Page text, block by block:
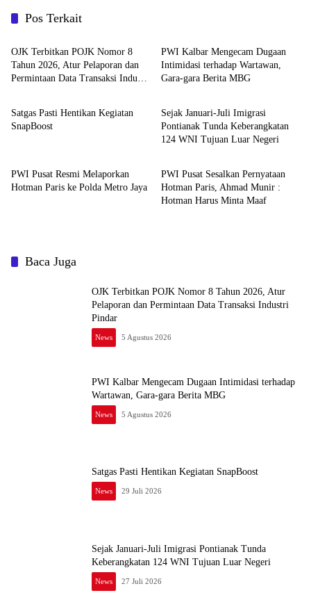
Pos Terkait
News
OJK Terbitkan POJK Nomor 8
Tahun 2026, Atur Pelaporan dan
Permintaan Data Transaksi Industri
PWI Kalbar Mengecam Dugaan
Intimidasi terhadap Wartawan,
Gara-gara Berita MBG
News
Satgas Pasti Hentikan Kegiatan
SnapBoost
News
Sejak Januari-Juli Imigrasi
Pontianak Tunda Keberangkatan
124 WNI Tujuan Luar Negeri
PWI Pusat Resmi Melaporkan
Hotman Paris ke Polda Metro Jaya
News
PWI Pusat Sesalkan Pernyataan
Hotman Paris, Ahmad Munir :
Hotman Harus Minta Maaf
Baca Juga
OJK Terbitkan POJK Nomor 8 Tahun 2026, Atur
Pelaporan dan Permintaan Data Transaksi Industri
Pindar
News 5 Agustus 2026
PWI Kalbar Mengecam Dugaan Intimidasi terhadap
Wartawan, Gara-gara Berita MBG
News 5 Agustus 2026
Satgas Pasti Hentikan Kegiatan SnapBoost
News 29 Juli 2026
Sejak Januari-Juli Imigrasi Pontianak Tunda
Keberangkatan 124 WNI Tujuan Luar Negeri
News 27 Juli 2026